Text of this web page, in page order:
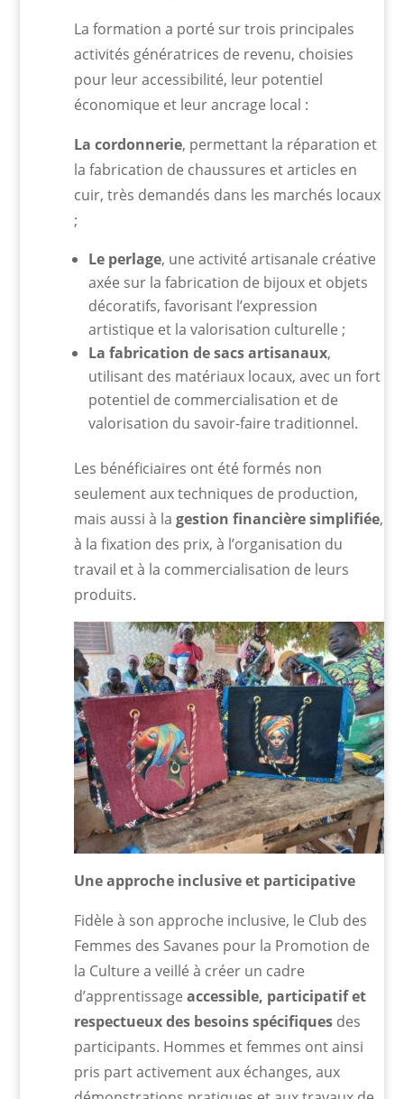
La formation a porté sur trois principales
activités génératrices de revenu, choisies
pour leur accessibilité, leur potentiel
économique et leur ancrage local :
La cordonnerie, permettant la réparation et
la fabrication de chaussures et articles en
cuir, très demandés dans les marchés locaux
;
Le perlage, une activité artisanale créative
axée sur la fabrication de bijoux et objets
décoratifs, favorisant l’expression
artistique et la valorisation culturelle ;
La fabrication de sacs artisanaux,
utilisant des matériaux locaux, avec un fort
potentiel de commercialisation et de
valorisation du savoir-faire traditionnel.
Les bénéficiaires ont été formés non
seulement aux techniques de production,
mais aussi à lagestion financière simplifiée,
à la fixation des prix, à l’organisation du
travail et à la commercialisation de leurs
produits.
Une approche inclusive et participative
Fidèle à son approche inclusive, le Club des
Femmes des Savanes pour la Promotion de
la Culture a veillé à créer un cadre
d’apprentissageaccessible, participatif et
respectueux des besoins spécifiques des
participants. Hommes et femmes ont ainsi
pris part activement aux échanges, aux